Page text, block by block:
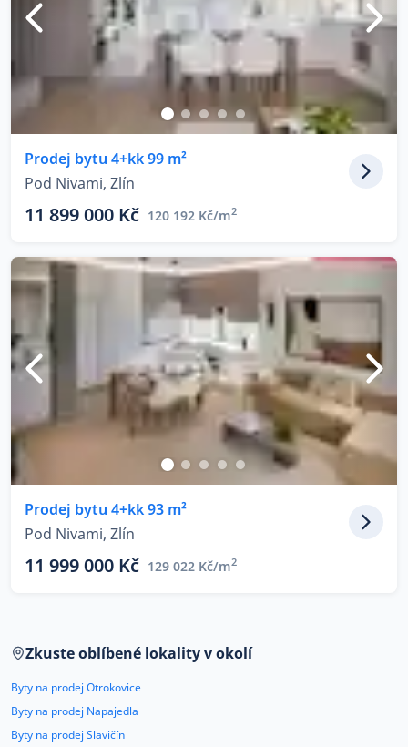
Prodej bytu 4+kk 99 m²
Pod Nivami, Zlín
11 899 000 Kč 120 192 Kč/m2
Prodej bytu 4+kk 93 m²
Pod Nivami, Zlín
11 999 000 Kč 129 022 Kč/m2
Zkuste oblíbené lokality v okolí
Byty na prodej Otrokovice
Byty na prodej Napajedla
Byty na prodej Slavičín